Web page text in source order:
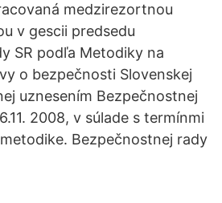
medzirezortnou
v gescii predsedu
SR podľa Metodiky na
o bezpečnosti Slovenskej
uznesením Bezpečnostnej
2008, v súlade s termínmi
Bezpečnostnej rady